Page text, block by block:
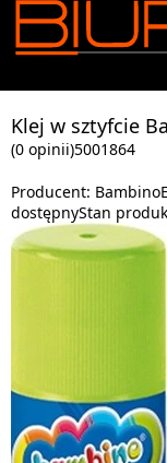
Klej w sztyfcie
(0 opinii)5001864
Producent: Bambino
dostępnyStan